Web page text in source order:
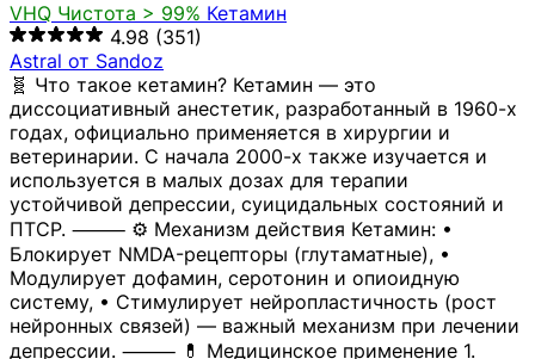
VHQ Чистота > 99% Кетамин
4.98 (351)
Astral от Sandoz
🧬 Что такое кетамин? Кетамин — это
диссоциативный анестетик, разработанный в 1960-х
годах, официально применяется в хирургии и
ветеринарии. С начала 2000-х также изучается и
используется в малых дозах для терапии
устойчивой депрессии, суицидальных состояний и
ПТСР. ⸻ ⚙️ Механизм действия Кетамин: •
Блокирует NMDA-рецепторы (глутаматные), •
Модулирует дофамин, серотонин и опиоидную
систему, • Стимулирует нейропластичность (рост
нейронных связей) — важный механизм при лечении
депрессии. ⸻ 💊 Медицинское применение 1.